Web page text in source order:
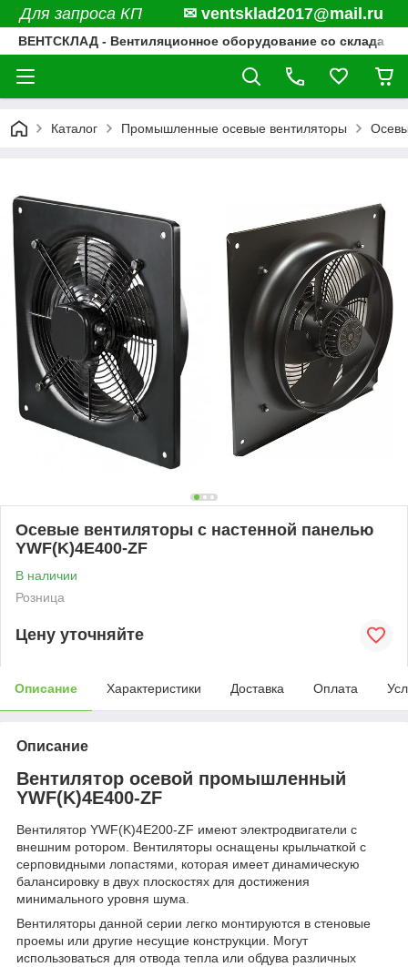
Для запроса КП ✉ ventsklad2017@mail.ru
ВЕНТСКЛАД - Вентиляционное оборудование со склада
Каталог Промышленные осевые вентиляторы
Осевые вентиляторы с настенной панелью
YWF(K)4E400-ZF
В наличии
Розница
Цену уточняйте
Описание Характеристики Доставка Оплата
Описание
Вентилятор осевой промышленный
YWF(K)4E400-ZF
Вентилятор YWF(K)4E200-ZF имеют электродвигатели с
внешним ротором. Вентиляторы оснащены крыльчаткой с
серповидными лопастями, которая имеет динамическую
балансировку в двух плоскостях для достижения
минимального уровня шума.
Вентиляторы данной серии легко монтируются в стеновые
проемы или другие несущие конструкции. Могут
использоваться для отвода тепла или обдува различных